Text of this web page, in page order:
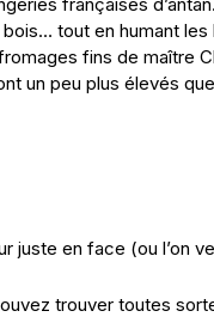
tout en humant
fins de maître
un peu plus élevés
juste en face (ou l’on
trouver toutes